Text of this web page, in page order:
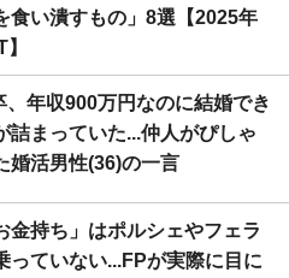
食い潰すもの」8選【2025年
、年収900万円なのに結婚でき
詰まっていた...仲人がぴしゃ
婚活男性(36)の一言
金持ち」はポルシェやフェラ
っていない...FPが実際に目に